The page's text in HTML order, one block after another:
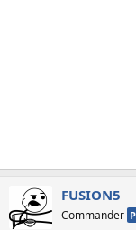
FUSION5
Commander